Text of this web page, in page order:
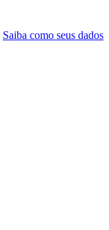
Saiba como seus dados